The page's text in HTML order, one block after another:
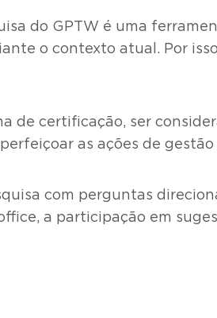
do GPTW é uma
o contexto atual. Por
de certificação, ser
as ações de
com perguntas
a participação em